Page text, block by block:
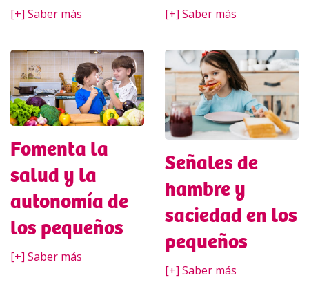
[+] Saber más [+] Saber más
Fomenta la
salud y la
autonomía de
los pequeños
[+] Saber más
Señales de
hambre y
saciedad en los
pequeños
[+] Saber más